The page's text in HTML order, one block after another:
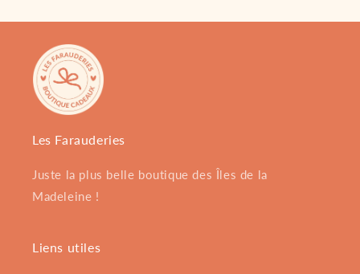
Les Farauderies
Juste la plus belle boutique des Îles de la
Madeleine !
Liens utiles